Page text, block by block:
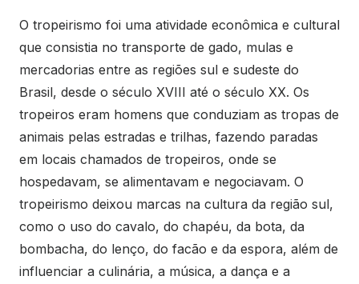
O tropeirismo foi uma atividade econômica e cultural
que consistia no transporte de gado, mulas e
mercadorias entre as regiões sul e sudeste do
Brasil, desde o século XVIII até o século XX. Os
tropeiros eram homens que conduziam as tropas de
animais pelas estradas e trilhas, fazendo paradas
em locais chamados de tropeiros, onde se
hospedavam, se alimentavam e negociavam. O
tropeirismo deixou marcas na cultura da região sul,
como o uso do cavalo, do chapéu, da bota, da
bombacha, do lenço, do facão e da espora, além de
influenciar a culinária, a música, a dança e a